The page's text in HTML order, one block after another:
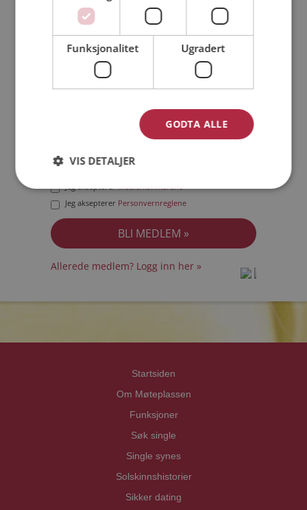
Jeg er en: Mann Kvinne
Min alder:
Jeg akseptererMedlemsvilkårene
Jeg aksepterer Personvernreglene
Allerede medlem? Logg inn her »
Startsiden
Om Møteplassen
Funksjoner
Søk single
Single synes
Solskinnshistorier
Sikker dating
Funksjonalitet Ugradert
GODTA ALLE
VIS DETALJER